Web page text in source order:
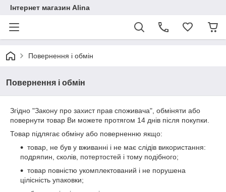
Інтернет магазин Alina
Повернення і обмін
Повернення і обмін
Згідно "Закону про захист прав споживача", обміняти або
повернути товар Ви можете протягом 14 днів після покупки.
Товар підлягає обміну або поверненню якщо:
товар, не був у вживанні і не має слідів використання:
подряпин, сколів, потертостей і тому подібного;
товар повністю укомплектований і не порушена
цілісність упаковки;